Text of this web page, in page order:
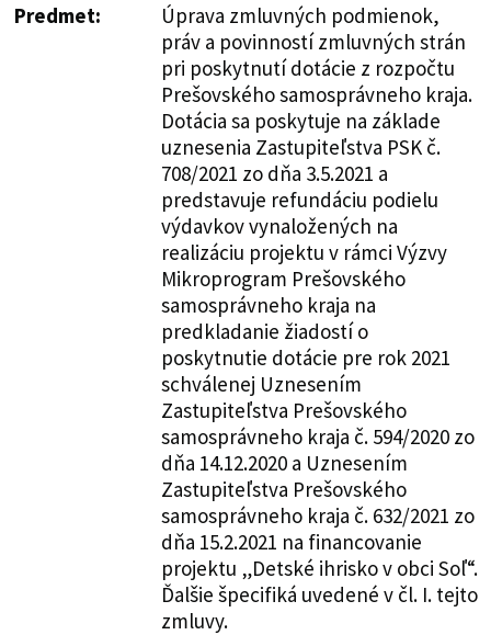
Predmet:
Úprava zmluvných podmienok,
práv a povinností zmluvných strán
pri poskytnutí dotácie z rozpočtu
Prešovského samosprávneho kraja.
Dotácia sa poskytuje na základe
uznesenia Zastupiteľstva PSK č.
708/2021 zo dňa 3.5.2021 a
predstavuje refundáciu podielu
výdavkov vynaložených na
realizáciu projektu v rámci Výzvy
Mikroprogram Prešovského
samosprávneho kraja na
predkladanie žiadostí o
poskytnutie dotácie pre rok 2021
schválenej Uznesením
Zastupiteľstva Prešovského
samosprávneho kraja č. 594/2020 zo
dňa 14.12.2020 a Uznesením
Zastupiteľstva Prešovského
samosprávneho kraja č. 632/2021 zo
dňa 15.2.2021 na financovanie
projektu „Detské ihrisko v obci Soľ“.
Ďalšie špecifiká uvedené v čl. I. tejto
zmluvy.